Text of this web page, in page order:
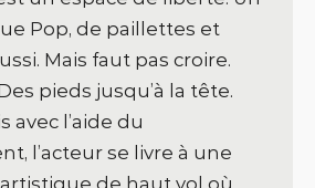
Pop, de paillettes et
Mais faut pas croire.
pieds jusqu’à la tête.
avec l’aide du
l’acteur se livre à une